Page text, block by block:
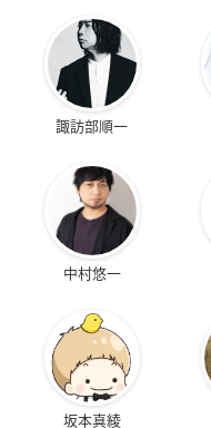
諏訪部順一
中村悠一
坂本真綾